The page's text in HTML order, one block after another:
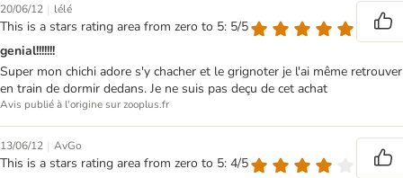
20/06/12 | lélé
This is a stars rating area from zero to 5: 5/5
genial!!!!!!!
Super mon chichi adore s'y chacher et le grignoter je l'ai même retrouver
en train de dormir dedans. Je ne suis pas deçu de cet achat
Avis publié à l'origine sur zooplus.fr
13/06/12 | AvGo
This is a stars rating area from zero to 5: 4/5